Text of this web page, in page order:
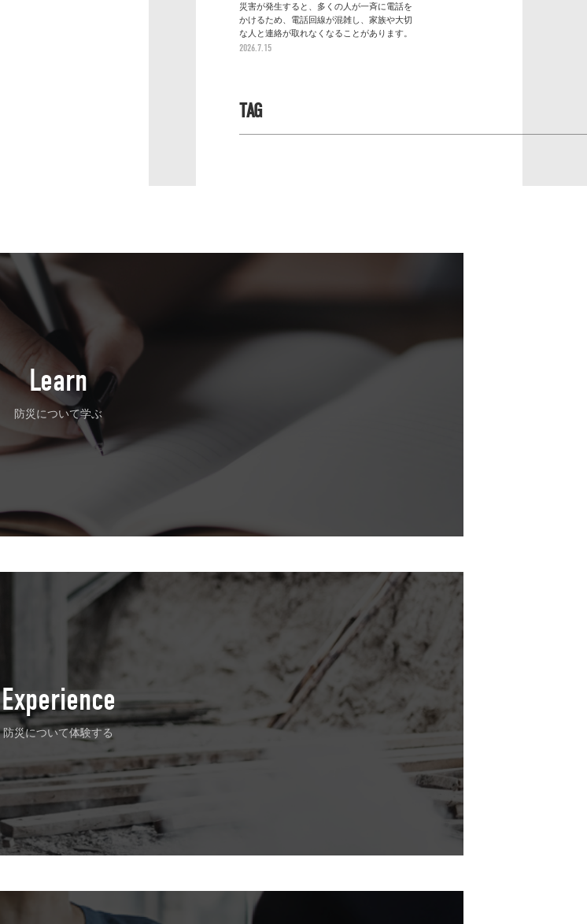
災害が発生すると、多くの人が一斉に電話を
かけるため、電話回線が混雑し、家族や大切
な人と連絡が取れなくなることがあります。
2026.7.15
TAG
Learn
防災について学ぶ
Experience
防災について体験する